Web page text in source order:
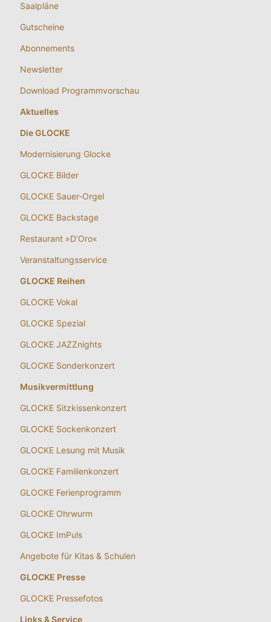
Saalpläne
Gutscheine
Abonnements
Newsletter
Download Programmvorschau
Aktuelles
Die GLOCKE
Modernisierung Glocke
GLOCKE Bilder
GLOCKE Sauer-Orgel
GLOCKE Backstage
Restaurant »D’Oro«
Veranstaltungsservice
GLOCKE Reihen
GLOCKE Vokal
GLOCKE Spezial
GLOCKE JAZZnights
GLOCKE Sonderkonzert
Musikvermittlung
GLOCKE Sitzkissenkonzert
GLOCKE Sockenkonzert
GLOCKE Lesung mit Musik
GLOCKE Familienkonzert
GLOCKE Ferienprogramm
GLOCKE Ohrwurm
GLOCKE ImPuls
Angebote für Kitas & Schulen
GLOCKE Presse
GLOCKE Pressefotos
Links & Service